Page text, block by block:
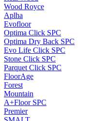
Wood Royce
Aplha
Evofloor
Optima Click SPC
Optima Dry Back SPC
Evo Life Click SPC
Stone Click SPC
Parquet Click SPC
FloorAge
Forest
Mountain
A+Floor SPC
Premier